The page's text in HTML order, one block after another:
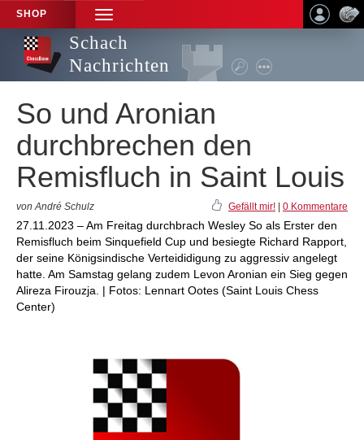
SHOP
TOGGLE
NAVIGATION
Schach
Nachrichten
So und Aronian
durchbrechen den
Remisfluch in Saint Louis
von André Schulz Gefällt mir! 0 Kommentare
27.11.2023 – Am Freitag durchbrach Wesley So als Erster den
Remisfluch beim Sinquefield Cup und besiegte Richard Rapport,
der seine Königsindische Verteididigung zu aggressiv angelegt
hatte. Am Samstag gelang zudem Levon Aronian ein Sieg gegen
Alireza Firouzja. | Fotos: Lennart Ootes (Saint Louis Chess
Center)